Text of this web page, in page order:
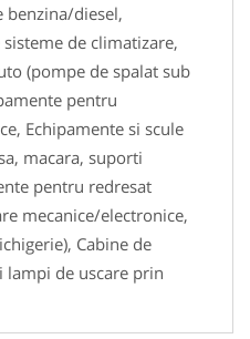
benzina/diesel,
de climatizare,
(pompe de spalat sub
pentru
Echipamente si scule
macara, suporti
pentru redresat
mecanice/electronice,
Cabine de
lampi de uscare prin